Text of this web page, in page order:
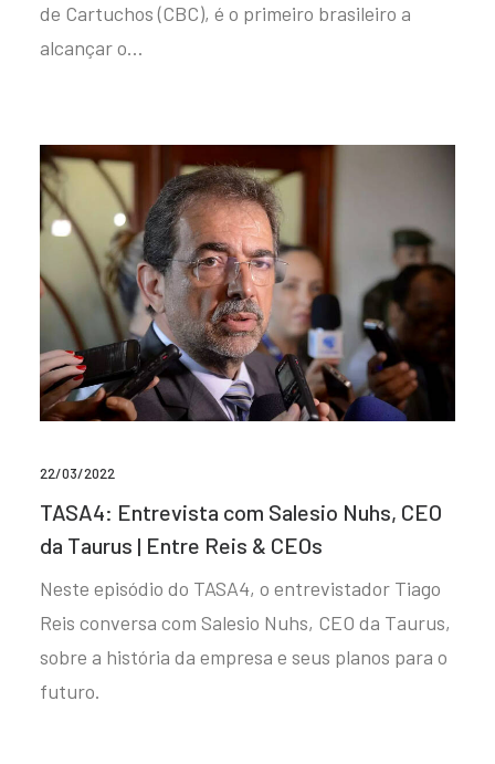
de Cartuchos (CBC), é o primeiro brasileiro a
alcançar o…
22/03/2022
TASA4: Entrevista com Salesio Nuhs, CEO
da Taurus | Entre Reis & CEOs
Neste episódio do TASA4, o entrevistador Tiago
Reis conversa com Salesio Nuhs, CEO da Taurus,
sobre a história da empresa e seus planos para o
futuro.